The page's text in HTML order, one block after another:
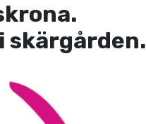
skärgården.